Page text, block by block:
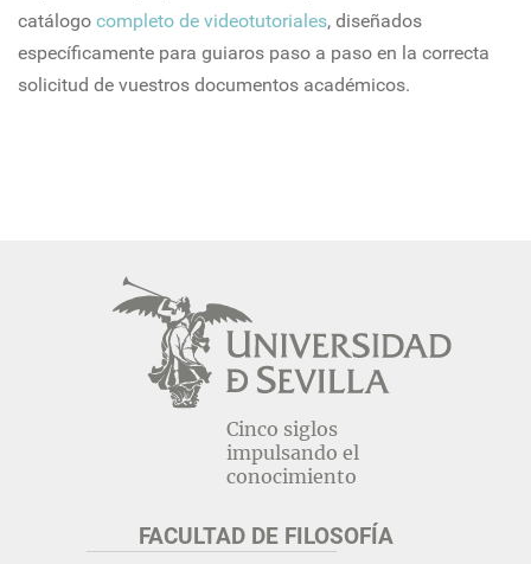
catálogo completo de videotutoriales, diseñados
específicamente para guiaros paso a paso en la correcta
solicitud de vuestros documentos académicos.
Cinco siglos
impulsando el
conocimiento
FACULTAD DE FILOSOFÍA